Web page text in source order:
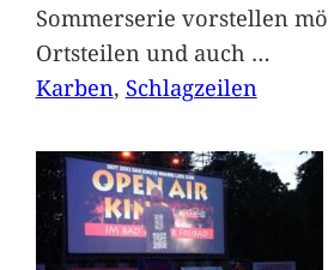
Sommerserie vorstellen
Ortsteilen und auch …
Karben, Schlagzeilen